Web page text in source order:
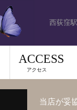
西荻窪
ACCESS
アクセス
当店が妥